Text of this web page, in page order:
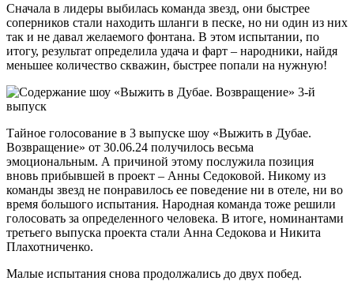
Сначала в лидеры выбилась команда звезд, они быстрее
соперников стали находить шланги в песке, но ни один из них
так и не давал желаемого фонтана. В этом испытании, по
итогу, результат определила удача и фарт – народники, найдя
меньшее количество скважин, быстрее попали на нужную!
Тайное голосование в 3 выпуске шоу «Выжить в Дубае.
Возвращение» от 30.06.24 получилось весьма
эмоциональным. А причиной этому послужила позиция
вновь прибывшей в проект – Анны Седоковой. Никому из
команды звезд не понравилось ее поведение ни в отеле, ни во
время большого испытания. Народная команда тоже решили
голосовать за определенного человека. В итоге, номинантами
третьего выпуска проекта стали Анна Седокова и Никита
Плахотниченко.
Малые испытания снова продолжались до двух побед.